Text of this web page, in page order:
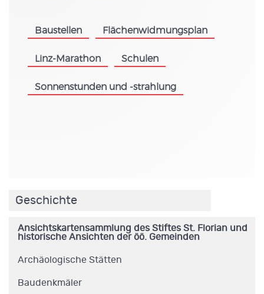
Baustellen Flächenwidmungsplan
Linz-Marathon Schulen
Sonnenstunden und -strahlung
Geschichte
Ansichtskartensammlung des Stiftes St. Florian und
historische Ansichten der öö. Gemeinden
Archäologische Stätten
Baudenkmäler